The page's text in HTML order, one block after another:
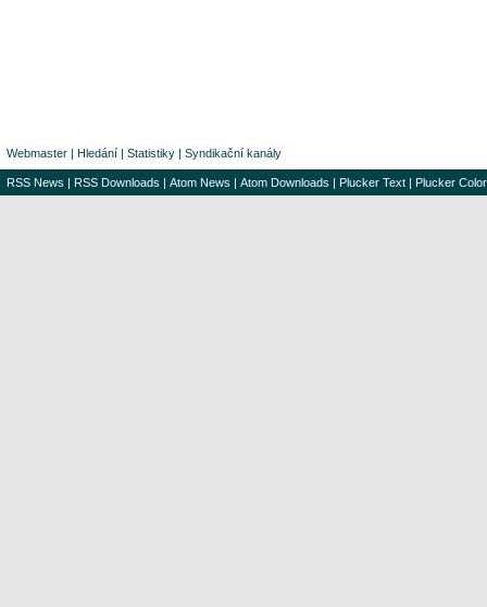
Webmaster | Hledání | Statistiky | Syndikační kanály
RSS News | RSS Downloads | Atom News | Atom Downloads | Plucker Text | Plucker Color